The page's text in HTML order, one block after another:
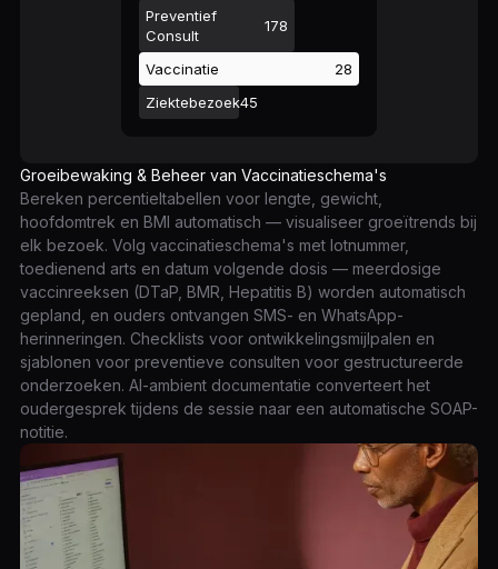
Preventief
Consult
178
Vaccinatie
28
Ziektebezoek45
Groeibewaking & Beheer van Vaccinatieschema's
Bereken percentieltabellen voor lengte, gewicht,
hoofdomtrek en BMI automatisch — visualiseer groeïtrends bij
elk bezoek. Volg vaccinatieschema's met lotnummer,
toedienend arts en datum volgende dosis — meerdosige
vaccinreeksen (DTaP, BMR, Hepatitis B) worden automatisch
gepland, en ouders ontvangen SMS- en WhatsApp-
herinneringen. Checklists voor ontwikkelingsmijlpalen en
sjablonen voor preventieve consulten voor gestructureerde
onderzoeken. AI-ambient documentatie converteert het
oudergesprek tijdens de sessie naar een automatische SOAP-
notitie.